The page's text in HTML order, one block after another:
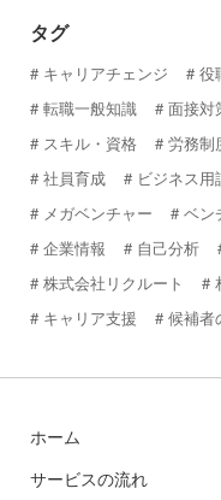
タグ
キャリアチェンジ 役
転職一般知識
面接対
スキル・資格
労務制
社員育成
ビジネス用
メガベンチャー
ベン
企業情報
自己分析
株式会社リクルート
キャリア支援
候補者
ホーム
サービスの流れ